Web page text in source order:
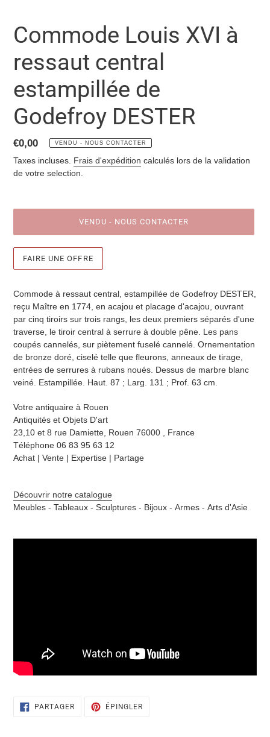
Commode Louis XVI à
ressaut central
estampillée de
Godefroy DESTER
Prix
normal
€0,00 VENDU - NOUS CONTACTER
Taxes incluses. Frais d'expédition calculés lors de la validation
de votre selection.
VENDU - NOUS CONTACTER
FAIRE UNE OFFRE
votre
sélection
Commode à ressaut central, estampillée de Godefroy DESTER,
reçu Maître en 1774, en acajou et placage d'acajou, ouvrant
par cinq tiroirs sur trois rangs, les deux premiers séparés d'une
traverse, le tiroir central à serrure à double pêne. Les pans
coupés cannelés, sur piètement fuselé cannelé. Ornementation
de bronze doré, ciselé telle que fleurons, anneaux de tirage,
entrées de serrures à rubans noués. Dessus de marbre blanc
veiné. Estampillée. Haut. 87 ; Larg. 131 ; Prof. 63 cm.
Votre antiquaire à Rouen
Antiquités et Objets D'art
23,10 et 8 rue Damiette, Rouen 76000 , France
Téléphone 06 83 95 63 12
Achat | Vente | Expertise | Partage
Découvrir notre catalogue
Meubles - Tableaux - Sculptures - Bijoux - Armes - Arts d'Asie
PARTAGERPARTAGERÉPINGLER